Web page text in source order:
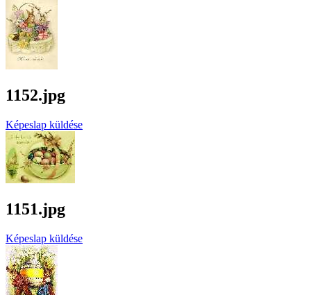
1152.jpg
Képeslap küldése
1151.jpg
Képeslap küldése